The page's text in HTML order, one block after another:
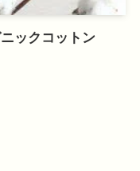
ックコットン